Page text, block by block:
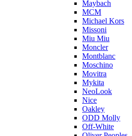
Maybach
MCM
Michael Kors
Missoni
Miu Miu
Moncler
Montblanc
Moschino
Movitra
Mykita
NeoLook
Nice
Oakley
ODD Molly
Off-White